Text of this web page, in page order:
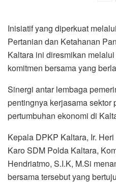
Inisiatif yang diperkuat
Pertanian dan Ketahanan
Kaltara ini diresmikan
komitmen bersama yang
Sinergi antar lembaga
pentingnya kerjasama sektor
pertumbuhan ekonomi di
Kepala DPKP Kaltara, Ir.
Karo SDM Polda Kaltara,
Hendriatmo, S.I.K, M.Si
bersama tersebut yang